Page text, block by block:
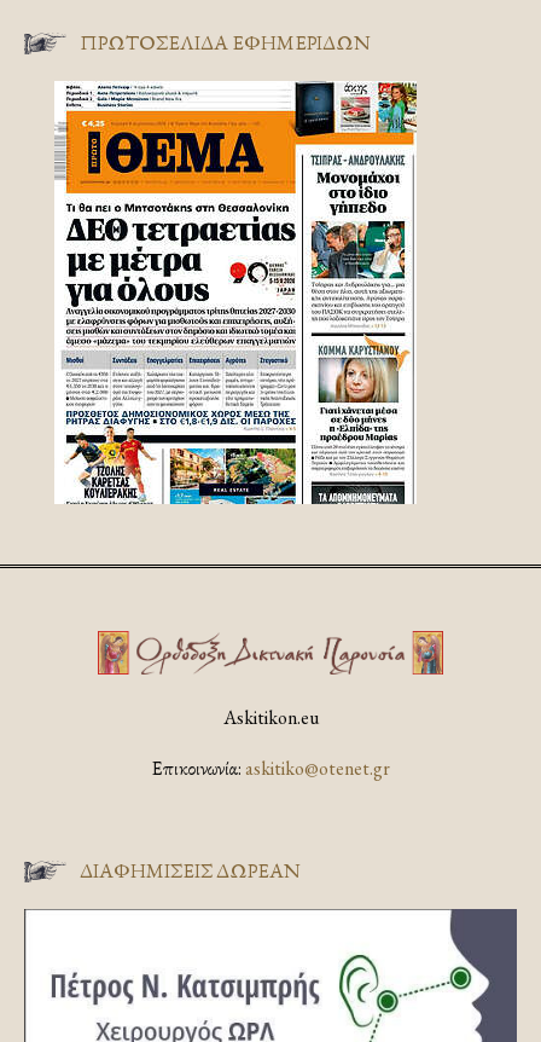
ΠΡΩΤΟΣΈΛΙΔΑ ΕΦΗΜΕΡΊΔΩΝ
Askitikon.eu
Επικοινωνία:askitiko@otenet.gr
ΔΙΑΦΗΜΊΣΕΙΣ ΔΩΡΕΆΝ